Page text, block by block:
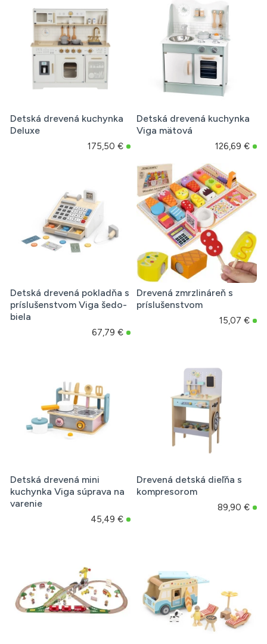
Detská drevená kuchynka
Deluxe
175,50 €
Detská drevená kuchynka
Viga mätová
126,69 €
Detská drevená pokladňa s
príslušenstvom Viga šedo-
biela
67,79 €
Drevená zmrzlináreň s
príslušenstvom
15,07 €
Detská drevená mini
kuchynka Viga súprava na
varenie
45,49 €
Drevená detská dieľňa s
kompresorom
89,90 €